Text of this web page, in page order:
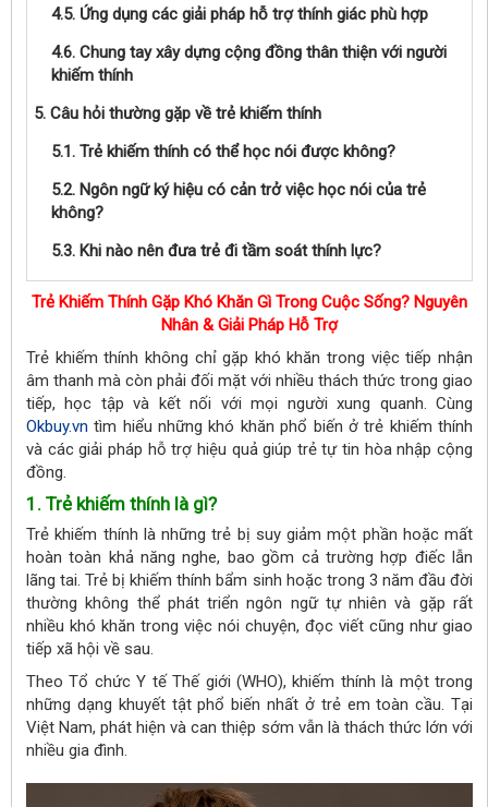
4.5. Ứng dụng các giải pháp hỗ trợ thính giác phù hợp
4.6. Chung tay xây dựng cộng đồng thân thiện với người
khiếm thính
5. Câu hỏi thường gặp về trẻ khiếm thính
5.1. Trẻ khiếm thính có thể học nói được không?
5.2. Ngôn ngữ ký hiệu có cản trở việc học nói của trẻ
không?
5.3. Khi nào nên đưa trẻ đi tầm soát thính lực?
Trẻ Khiếm Thính Gặp Khó Khăn Gì Trong Cuộc Sống? Nguyên
Nhân & Giải Pháp Hỗ Trợ
Trẻ khiếm thính không chỉ gặp khó khăn trong việc tiếp nhận
âm thanh mà còn phải đối mặt với nhiều thách thức trong giao
tiếp, học tập và kết nối với mọi người xung quanh. Cùng
Okbuy.vn tìm hiểu những khó khăn phổ biến ở trẻ khiếm thính
và các giải pháp hỗ trợ hiệu quả giúp trẻ tự tin hòa nhập cộng
đồng.
1. Trẻ khiếm thính là gì?
Trẻ khiếm thính là những trẻ bị suy giảm một phần hoặc mất
hoàn toàn khả năng nghe, bao gồm cả trường hợp điếc lẫn
lãng tai. Trẻ bị khiếm thính bẩm sinh hoặc trong 3 năm đầu đời
thường không thể phát triển ngôn ngữ tự nhiên và gặp rất
nhiều khó khăn trong việc nói chuyện, đọc viết cũng như giao
tiếp xã hội về sau.
Theo Tổ chức Y tế Thế giới (WHO), khiếm thính là một trong
những dạng khuyết tật phổ biến nhất ở trẻ em toàn cầu. Tại
Việt Nam, phát hiện và can thiệp sớm vẫn là thách thức lớn với
nhiều gia đình.